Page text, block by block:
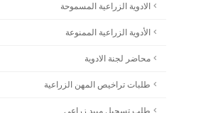
الادوية الزراعية المسموحة
الأدوية الزراعية الممنوعة
محاضر لجنة الادوية
طلبات تراخيص المهن الزراعية
طلب تسجيل مبيد زراعي